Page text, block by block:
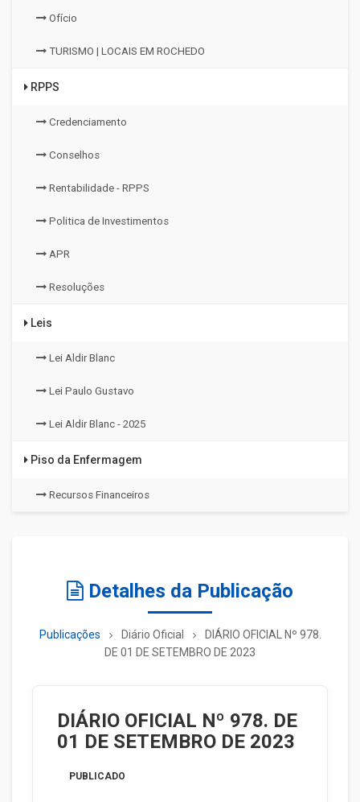
Ofício
TURISMO | LOCAIS EM ROCHEDO
RPPS
Credenciamento
Conselhos
Rentabilidade - RPPS
Politica de Investimentos
APR
Resoluções
Leis
Lei Aldir Blanc
Lei Paulo Gustavo
Lei Aldir Blanc - 2025
Piso da Enfermagem
Recursos Financeiros
Detalhes da Publicação
Publicações Diário Oficial
DIÁRIO OFICIAL Nº 978.
DE 01 DE SETEMBRO DE 2023
DIÁRIO OFICIAL Nº 978. DE
01 DE SETEMBRO DE 2023
PUBLICADO